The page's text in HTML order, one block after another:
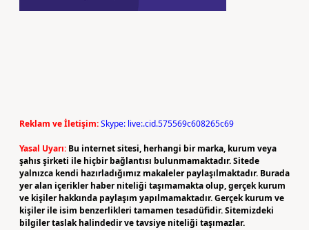
Reklam ve İletişim:Skype: live:.cid.575569c608265c69
Yasal Uyarı: Bu internet sitesi, herhangi bir marka, kurum veya
şahıs şirketi ile hiçbir bağlantısı bulunmamaktadır. Sitede
yalnızca kendi hazırladığımız makaleler paylaşılmaktadır. Burada
yer alan içerikler haber niteliği taşımamakta olup, gerçek kurum
ve kişiler hakkında paylaşım yapılmamaktadır. Gerçek kurum ve
kişiler ile isim benzerlikleri tamamen tesadüfidir. Sitemizdeki
bilgiler taslak halindedir ve tavsiye niteliği taşımazlar.